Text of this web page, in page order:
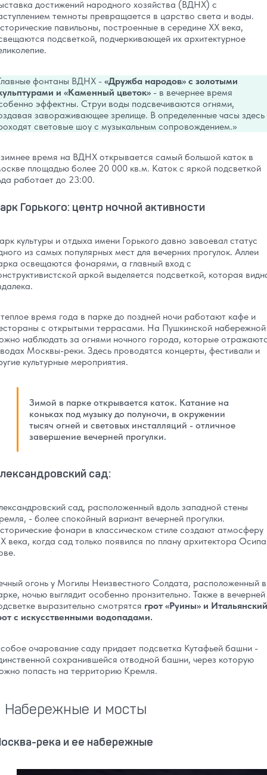
достижений народного хозяйства (ВДНХ) с
темноты превращается в царство света и воды.
павильоны, построенные в середине XX века,
подсветкой, подчеркивающей их архитектурное
фонтаны ВДНХ - «Дружба народов» с золотыми
и «Каменный цветок» - в вечернее время
эффектны. Струи воды подсвечиваются огнями,
завораживающее зрелище. В определенные часы здесь
световые шоу с музыкальным сопровождением.
время на ВДНХ открывается самый большой каток в
площадью более 20 000 кв.м. Каток с яркой подсветкой
работает до 23:00.
Горького: центр ночной активности
культуры и отдыха имени Горького давно завоевал статус
из самых популярных мест для вечерних прогулок. Аллеи
освещаются фонарями, а главный вход с
аркой выделяется подсветкой, которая
время года в парке до поздней ночи работают кафе и
с открытыми террасами. На Пушкинской набережной
наблюдать за огнями ночного города, которые
Москвы-реки. Здесь проводятся концерты, фестивали и
культурные мероприятия.
Зимой в парке открывается каток. Катание на
коньках под музыку до полуночи, в окружении
тысяч огней и световых инсталляций - отличное
завершение вечерней прогулки.
сад:
сад, расположенный вдоль западной стены
- более спокойный вариант вечерней прогулки.
фонари в классическом стиле создают атмосферу
века, когда сад только появился по плану архитектора Осипа
огонь у Могилы Неизвестного Солдата, расположенный в
ночью выглядит особенно пронзительно. Также в вечерней
выразительно смотрятся грот «Руины» и Итальянский
с искусственными водопадами.
очарование саду придает подсветка Кутафьей башни -
сохранившейся отводной башни, через которую
попасть на территорию Кремля.
Набережные и мосты
река и ее набережные